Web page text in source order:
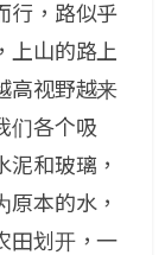
行，路似乎
上山的路上
高视野越来
们各个吸
和玻璃，
本的水，
田划开，一